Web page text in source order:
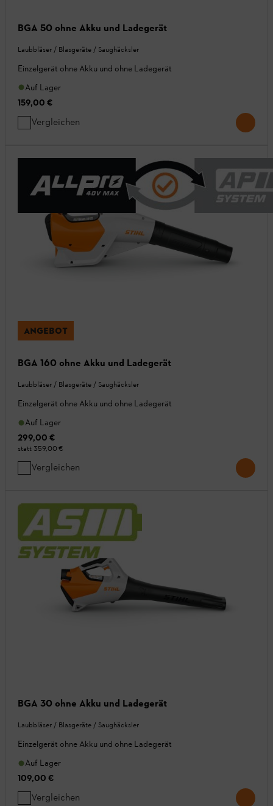
BGA 50 ohne Akku und Ladegerät
Laubbläser / Blasgeräte / Saughäcksler
Einzelgerät ohne Akku und ohne Ladegerät
Auf Lager
159,00 €
Vergleichen
ANGEBOT
BGA 160 ohne Akku und Ladegerät
Laubbläser / Blasgeräte / Saughäcksler
Einzelgerät ohne Akku und ohne Ladegerät
Auf Lager
299,00 €
statt 359,00 €
Vergleichen
BGA 30 ohne Akku und Ladegerät
Laubbläser / Blasgeräte / Saughäcksler
Einzelgerät ohne Akku und ohne Ladegerät
Auf Lager
109,00 €
Vergleichen